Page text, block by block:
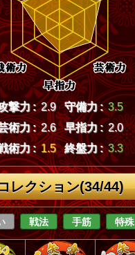
撃力 : 2.9 守備力 : 3.5
術力 : 2.6 早指力 : 2.0
術力 : 1.5 終盤力 : 3.3
レクション(34/44)
戦法 手筋 特殊